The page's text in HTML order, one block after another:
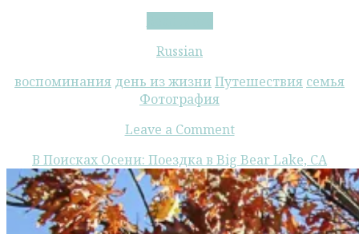
Russian
воспоминания день из жизниПутешествия семья
Фотография
Leave a Comment
В Поисках Осени: Поездка в Big Bear Lake, CA